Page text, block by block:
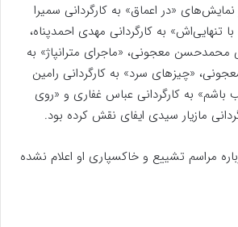
«در اعماق» به کارگردانی سمیرا
به کارگردانی مهدی احمدپناه،
محمدحسن معجونی، «ماجرای مترانپاژ» به
«چیزهای سرد» به کارگردانی رامین
باشم» به کارگردانی عباس غفاری و «روی
مازیار سیدی ایفای نقش کرده بود.
مراسم تشییع و خاکسپاری او اعلام نشده